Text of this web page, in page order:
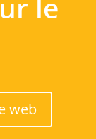
le
web